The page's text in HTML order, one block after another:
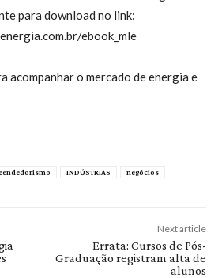
para download no link:
ebook_mle
acompanhar o mercado de energia e
INDÚSTRIAS negócios
Next article
Errata: Cursos de Pós-
Graduação registram alta de
alunos